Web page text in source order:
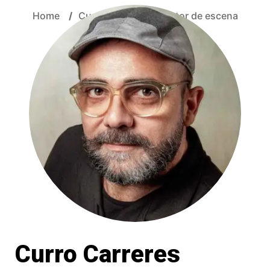
Home / Curro Carreres, director de escena
Curro Carreres